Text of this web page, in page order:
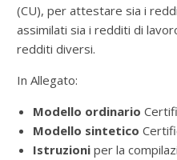
(CU), per attestare sia i
assimilati sia i redditi di
redditi diversi.
In Allegato:
Modello ordinario
Modello sintetico
Istruzioni per la